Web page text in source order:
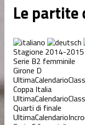
Le partite
Stagione 2014-2015
Serie B2 femminile
Girone D
UltimaCalendario
Coppa Italia
UltimaCalendario
Quarti di finale
UltimaCalendario